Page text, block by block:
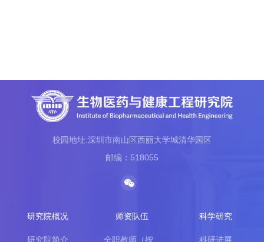
校园地址:深圳市南山区西丽大学城清华园区
邮编：518055
研究院概况
研究院简介
师资队伍
全职教师（按...
科学研究
科研进展